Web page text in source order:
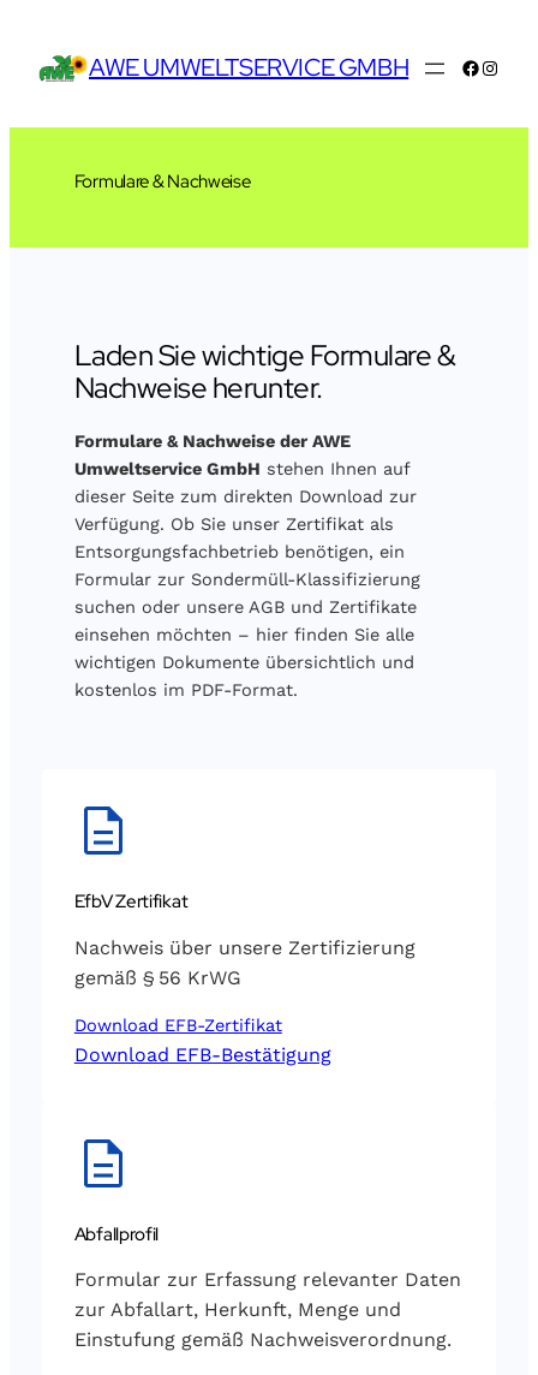
springen AWE UMWELTSERVICE GMBH
Formulare & Nachweise
Laden Sie wichtige Formulare &
Nachweise herunter.
Formulare & Nachweise der AWE
Umweltservice GmbH stehen Ihnen auf
dieser Seite zum direkten Download zur
Verfügung. Ob Sie unser Zertifikat als
Entsorgungsfachbetrieb benötigen, ein
Formular zur Sondermüll-Klassifizierung
suchen oder unsere AGB und Zertifikate
einsehen möchten – hier finden Sie alle
wichtigen Dokumente übersichtlich und
kostenlos im PDF-Format.
EfbV Zertifikat
Nachweis über unsere Zertifizierung
gemäß § 56 KrWG
Download EFB-Zertifikat
Download EFB-Bestätigung
Abfallprofil
Formular zur Erfassung relevanter Daten
zur Abfallart, Herkunft, Menge und
Einstufung gemäß Nachweisverordnung.